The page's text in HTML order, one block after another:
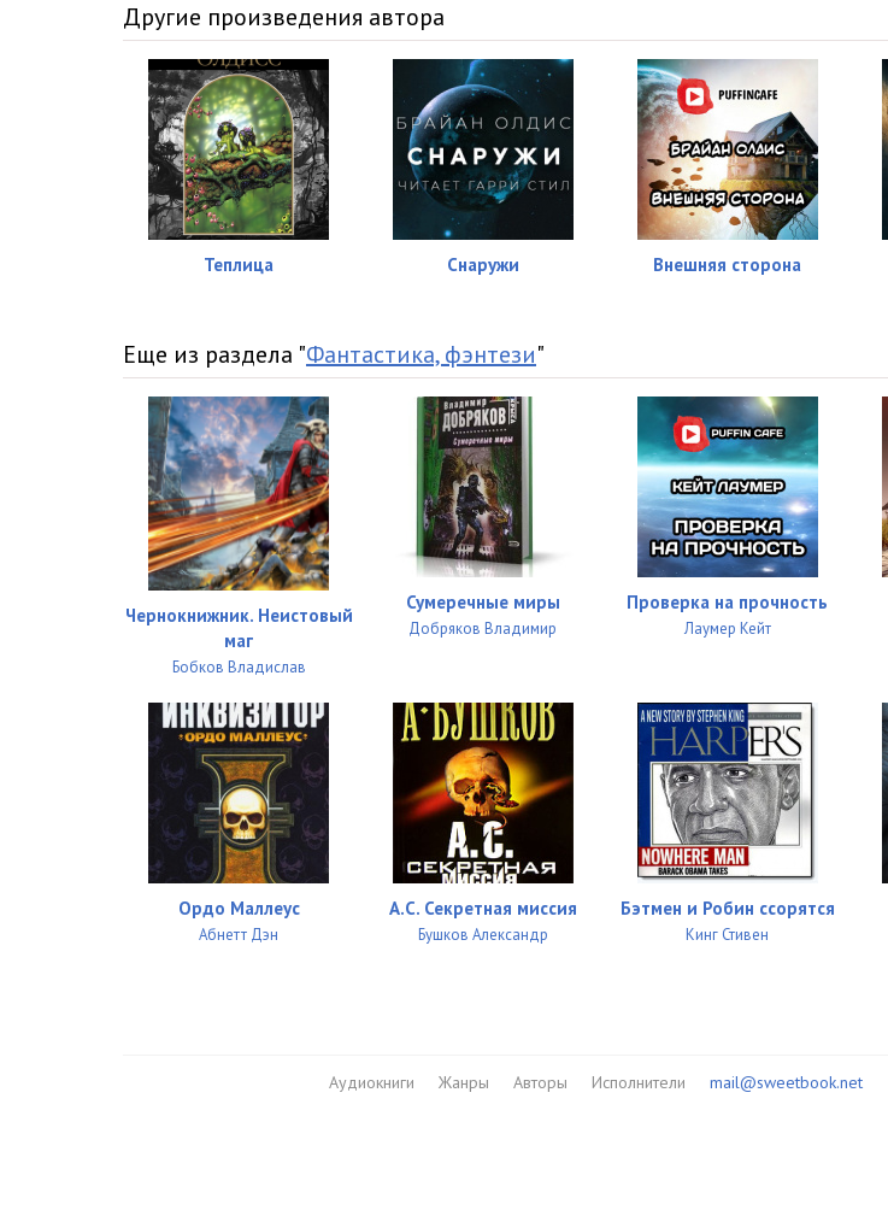
Другие произведения автора
Теплица Снаружи Внешняя сторона
Еще из раздела "Фантастика, фэнтези"
Чернокнижник. Неистовый
маг
Бобков Владислав
Сумеречные миры
Добряков Владимир
Проверка на прочность
Лаумер Кейт
Ордо Маллеус
Абнетт Дэн
А.С. Секретная миссия
Бушков Александр
Бэтмен и Робин ссорятся
Кинг Стивен
Аудиокниги Жанры Авторы Исполнители mail@sweetbook.net